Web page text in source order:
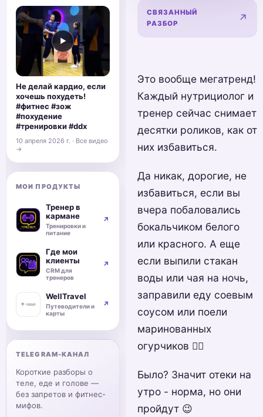
СВЯЗАННЫЙ
РАЗБОР
Мифы
↗
Это вообще мегатренд!
Каждый нутрициолог и
тренер сейчас снимает
десятки роликов, как от
них избавиться.
Да никак, дорогие, не
избавиться, если вы
вчера побаловались
бокальчиком белого
или красного. А еще
если выпили стакан
воды или чая на ночь,
заправили еду соевым
соусом или поели
маринованных
огурчиков 🤷‍♀️
Было? Значит отеки на
утро - норма, но они
пройдут 😉
▶
Не делай кардио, если
хочешь похудеть!
#фитнес #зож
#похудение
#тренировки #ddx
10 апреля 2026 г. · Все видео
→
МОИ ПРОДУКТЫ
Тренер в
кармане
Тренировки и
питание
↗
Где мои
клиенты
CRM для
тренеров
↗
WellTravel
Путеводители и
карты
↗
TELEGRAM-КАНАЛ
Короткие разборы о
теле, еде и голове —
без запретов и фитнес-
мифов.